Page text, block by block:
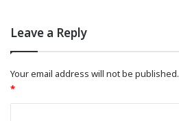
Leave a Reply
Your email address will not be published.
*